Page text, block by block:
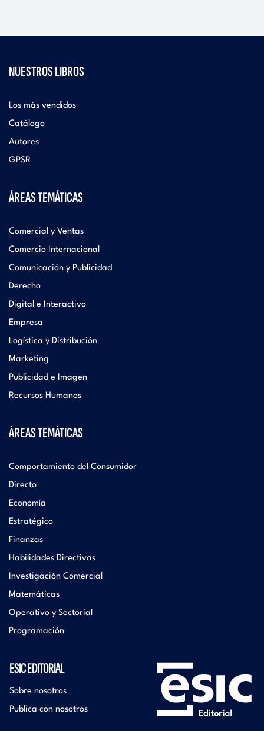
NUESTROS LIBROS
Los más vendidos
Catálogo
Autores
GPSR
ÁREAS TEMÁTICAS
Comercial y Ventas
Comercio Internacional
Comunicación y Publicidad
Derecho
Digital e Interactivo
Empresa
Logística y Distribución
Marketing
Publicidad e Imagen
Recursos Humanos
ÁREAS TEMÁTICAS
Comportamiento del Consumidor
Directo
Economía
Estratégico
Finanzas
Habilidades Directivas
Investigación Comercial
Matemáticas
Operativo y Sectorial
Programación
ESIC EDITORIAL
Sobre nosotros
Publica con nosotros